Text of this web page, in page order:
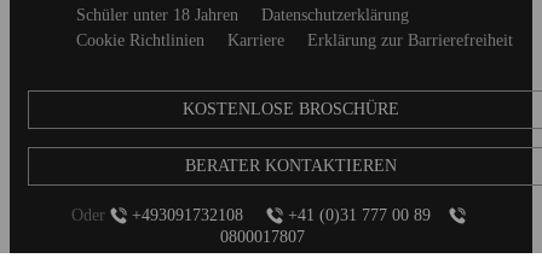
Schüler unter 18 Jahren
Datenschutzerklärung
Cookie Richtlinien
Karriere Erklärung zur Barrierefreiheit
KOSTENLOSE BROSCHÜRE
BERATER KONTAKTIEREN
Oder +493091732108
+41 (0)31 777 00 89
0800017807